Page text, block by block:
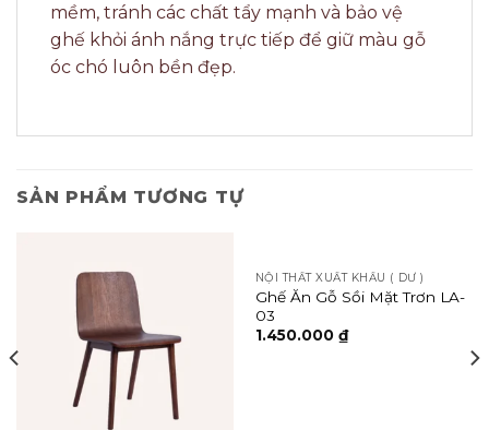
mềm, tránh các chất tẩy mạnh và bảo vệ
ghế khỏi ánh nắng trực tiếp để giữ màu gỗ
óc chó luôn bền đẹp.
SẢN PHẨM TƯƠNG TỰ
NỘI THẤT XUẤT KHẨU ( DƯ )
Ghế Ăn Gỗ Sồi Mặt Trơn LA-
03
1.450.000 ₫